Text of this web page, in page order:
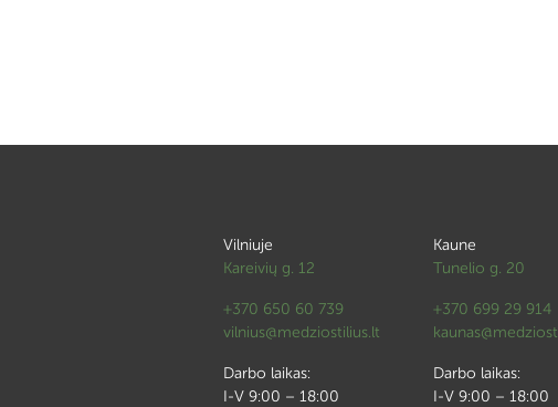
Vilniuje
Kareivių g. 12
+370 650 60 739
vilnius@medziostilius.lt
Darbo laikas:
I-V 9:00 – 18:00
Kaune
Tunelio g. 20
+370 699 29 914
Darbo laikas:
I-V 9:00 – 18:00